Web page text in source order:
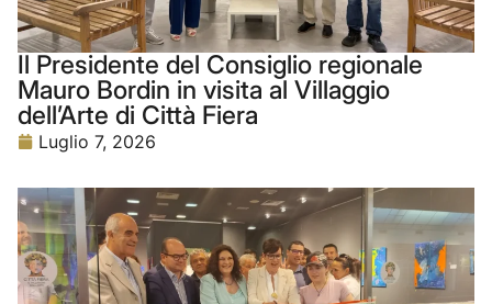
Il Presidente del Consiglio regionale
Mauro Bordin in visita al Villaggio
dell’Arte di Città Fiera
Luglio 7, 2026